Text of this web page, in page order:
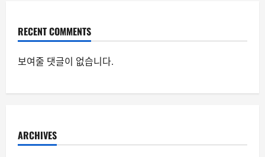
RECENT COMMENTS
보여줄 댓글이 없습니다.
ARCHIVES